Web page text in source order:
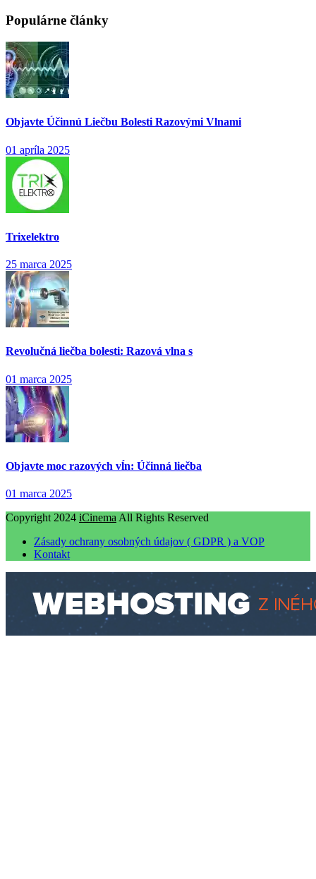
Populárne články
Objavte Účinnú Liečbu Bolesti Razovými Vlnami
01 apríla 2025
Trixelektro
25 marca 2025
Revolučná liečba bolesti: Razová vlna s
01 marca 2025
Objavte moc razových vĺn: Účinná liečba
01 marca 2025
Copyright 2024 iCinema All Rights Reserved
Zásady ochrany osobných údajov ( GDPR ) a VOP
Kontakt